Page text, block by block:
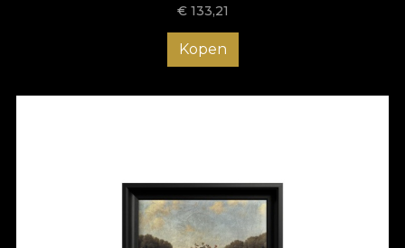
€ 133,21
Kopen